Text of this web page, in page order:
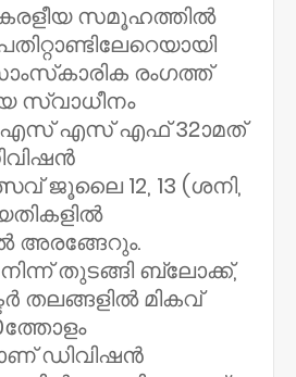
കേരളീയ സമൂഹത്തില്‍
രംഗത്ത്
സ്വാധീനം
എസ് എഫ് 32ാമത്
ജൂലൈ 12, 13 (ശനി,
തുടങ്ങി ബ്ലോക്ക്,
തലങ്ങളില്‍ മികവ്
ഡിവിഷന്‍